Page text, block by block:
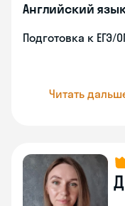
Английский
Подготовка к ЕГЭ/
Читать